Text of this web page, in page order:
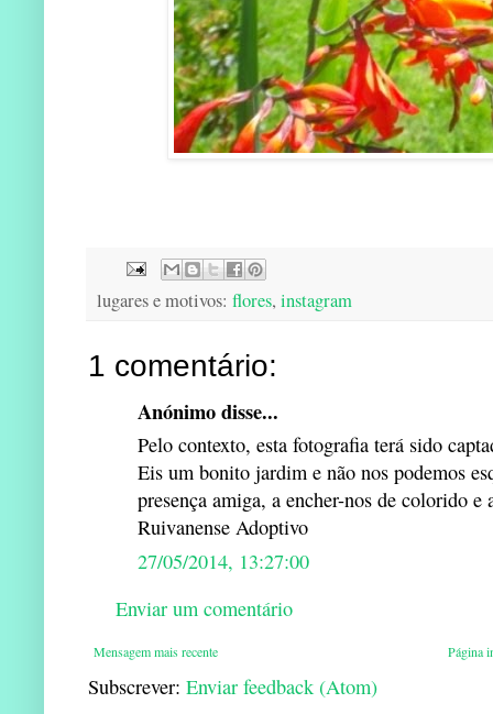
lugares e motivos: flores, instagram
1 comentário:
Anónimo disse...
Pelo contexto, esta fotografia terá sido
Eis um bonito jardim e não nos podemos
presença amiga, a encher-nos de colorido
Ruivanense Adoptivo
27/05/2014, 13:27:00
Enviar um comentário
Mensagem mais recente Página
Subscrever: Enviar feedback (Atom)